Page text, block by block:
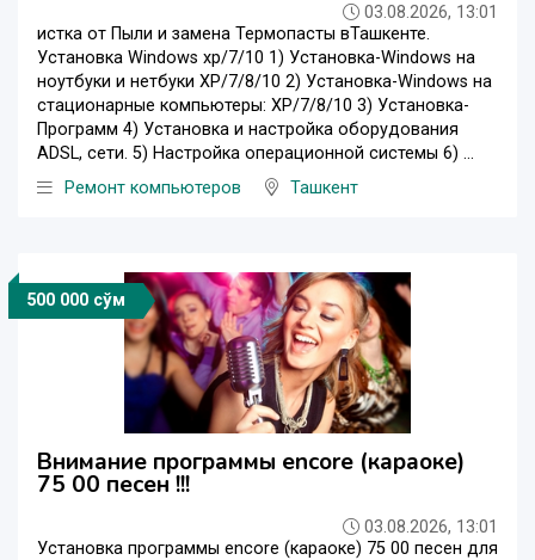
03.08.2026, 13:01
истка от Пыли и замена Термопасты вТашкенте.
Установка Windows xp/7/10 1) Установка-Windows на
ноутбуки и нетбуки XP/7/8/10 2) Установка-Windows на
стационарные компьютеры: XP/7/8/10 3) Установка-
Программ 4) Установка и настройка оборудования
ADSL, сети. 5) Настройка операционной системы 6) ...
Ремонт компьютеров
Ташкент
500 000 сўм
Внимание программы encore (караоке)
75 00 песен !!!
03.08.2026, 13:01
Установка программы encore (караоке) 75 00 песен для